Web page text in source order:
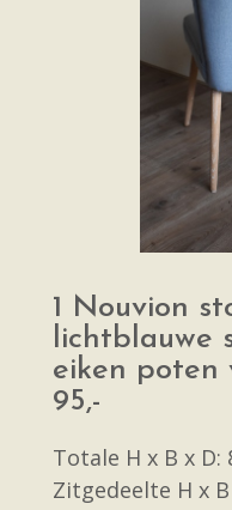
1 Nouvion
lichtblauwe
eiken poten
95,-
Totale H x B x D:
Zitgedeelte H x